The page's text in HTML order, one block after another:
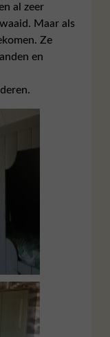
al zeer
Maar als
Ze
en